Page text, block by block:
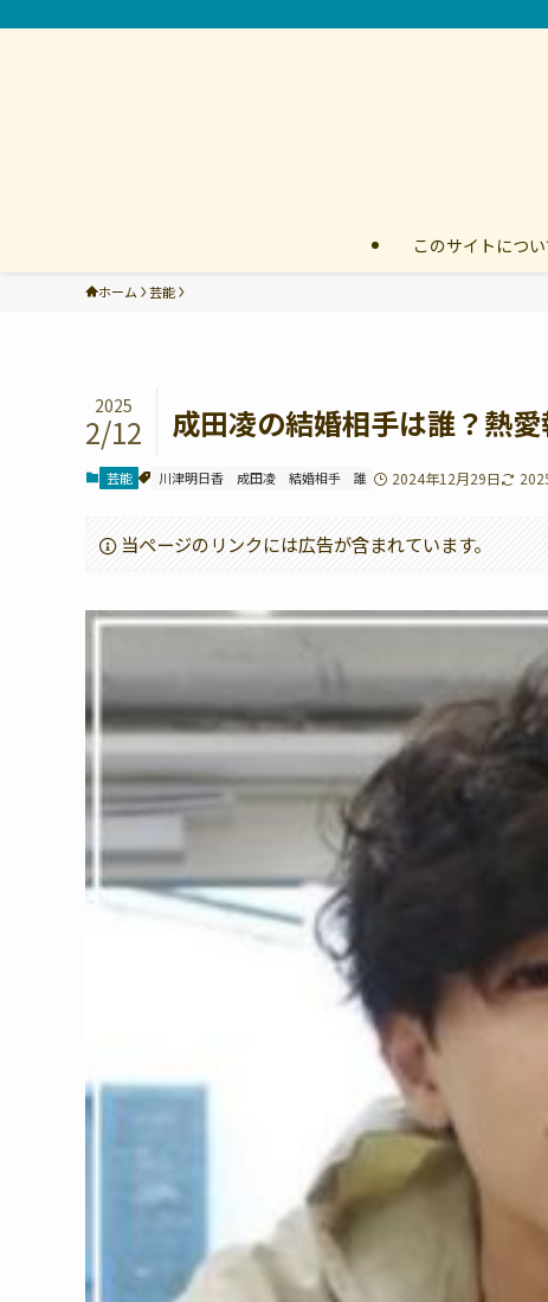
このサイトにつ
ホーム 芸能
成田凌の結婚相手は誰？熱
2025
2/12
芸能 川津明日香 成田凌 結婚相手 誰 2024年12月29日
当ページのリンクには広告が含まれています。